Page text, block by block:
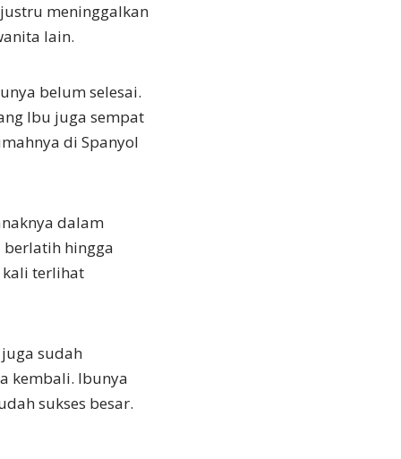
meninggalkan
lain.
belum selesai.
Ibu juga sempat
di Spanyol
dalam
berlatih hingga
terlihat
sudah
kembali. Ibunya
sukses besar.